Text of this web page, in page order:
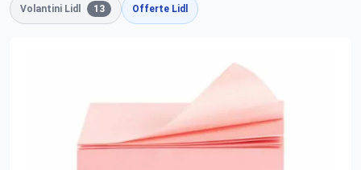
Volantini Lidl 13 Offerte Lidl